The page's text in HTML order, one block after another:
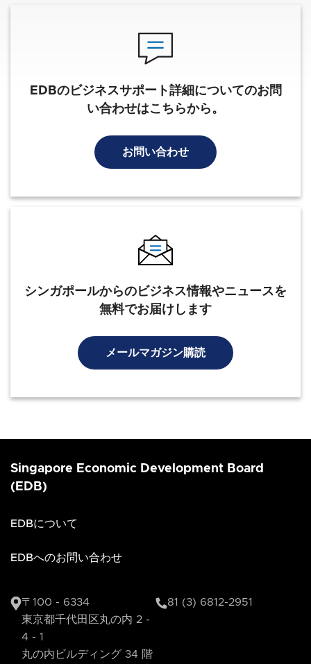
EDBのビジネスサポート詳細についてのお問
い合わせはこちらから。
お問い合わせ
シンガポールからのビジネス情報やニュースを
無料でお届けします
メールマガジン購読
Singapore Economic Development Board
(EDB)
EDBについて
EDBへのお問い合わせ
〒100 - 6334
東京都千代田区丸の内 2 -
4 - 1
丸の内ビルディング 34 階
81 (3) 6812-2951